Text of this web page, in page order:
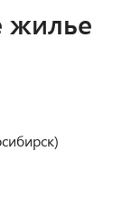
жилье